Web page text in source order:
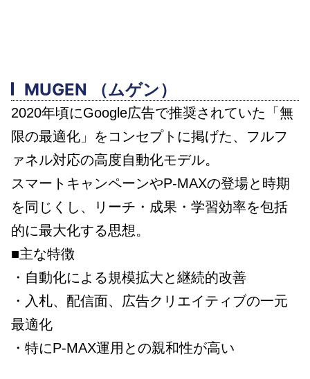
MUGEN （ムゲン）
2020年頃にGoogle広告で推奨されていた「無
限の最適化」をコンセプトに掲げた、フルフ
ァネル対応の高度自動化モデル。
スマートキャンペーンやP-MAXの登場と時期
を同じくし、リーチ・成果・学習効率を包括
的に最大化する思想。
■主な特徴
・自動化による規模拡大と継続的改善
・入札、配信面、広告クリエイティブの一元
最適化
・特にP-MAX運用との親和性が高い